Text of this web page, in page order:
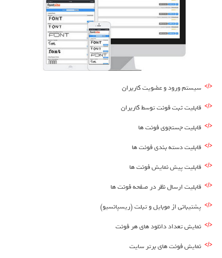
سیستم ورود و عضویت کاربران
قابلیت ثبت فونت توسط کاربران
قابلیت جستجوی فونت ها
قابلیت دسته بندی فونت ها
قابلیت پیش نمایش فونت ها
قابلیت ارسال نظر در صفحه فونت ها
پشتیبانی از موبایل و تبلت (ریسپانسیو)
نمایش تعداد دانلود های هر فونت
نمایش فونت های برتر سایت